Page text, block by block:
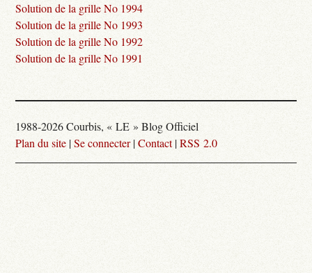
Solution de la grille No 1994
Solution de la grille No 1993
Solution de la grille No 1992
Solution de la grille No 1991
1988-2026 Courbis, « LE » Blog Officiel
Plan du site |Se connecter|Contact|RSS 2.0